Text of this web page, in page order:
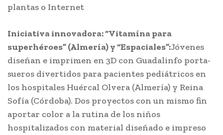
plantas o Internet
Iniciativa innovadora:“Vitamína para
superhéroes” (Almería) y “Espaciales”:Jóvenes
diseñan e imprimen en 3D con Guadalinfo porta-
sueros divertidos para pacientes pediátricos en
los hospitales Huércal Olvera (Almería) y Reina
Sofía (Córdoba). Dos proyectos con un mismo fin
aportar color a la rutina de los niños
hospitalizados con material diseñado e impreso